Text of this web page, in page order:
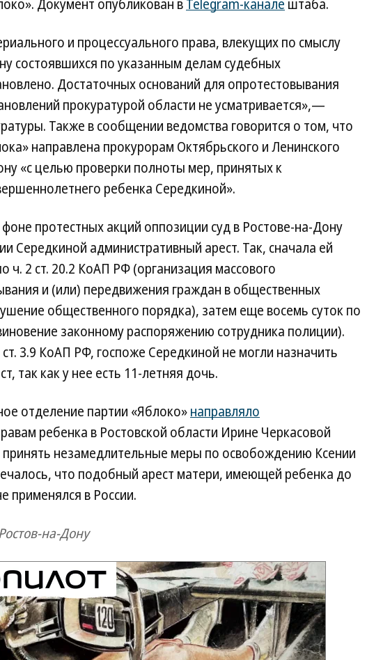
Документ опубликован вTelegram-канале штаба.
и процессуального права, влекущих по смыслу
состоявшихся по указанным делам судебных
Достаточных оснований для опротестовывания
прокуратурой области не усматривается»,—
Также в сообщении ведомства говорится о том, что
направлена прокурорам Октябрьского и Ленинского
«с целью проверки полноты мер, принятых к
ребенка Середкиной».
протестных акций оппозиции суд в Ростове-на-Дону
Середкиной административный арест. Так, сначала ей
ч. 2 ст. 20.2 КоАП РФ (организация массового
и (или) передвижения граждан в общественных
общественного порядка), затем еще восемь суток по
законному распоряжению сотрудника полиции).
3.9 КоАП РФ, госпоже Середкиной не могли назначить
так как у нее есть 11-летняя дочь.
отделение партии «Яблоко»направляло
ребенка в Ростовской области Ирине Черкасовой
незамедлительные меры по освобождению Ксении
что подобный арест матери, имеющей ребенка до
применялся в России.
на-Дону